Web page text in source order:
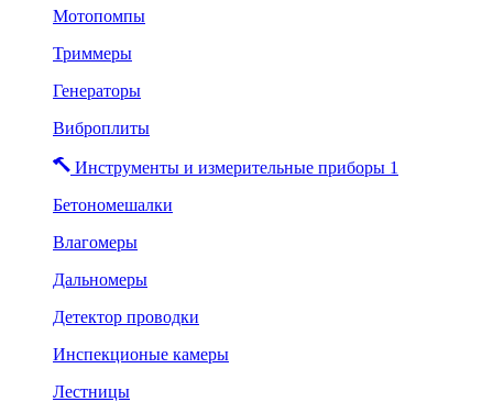
Мотопомпы
Триммеры
Генераторы
Виброплиты
Инструменты и измерительные приборы 1
Бетономешалки
Влагомеры
Дальномеры
Детектор проводки
Инспекционые камеры
Лестницы